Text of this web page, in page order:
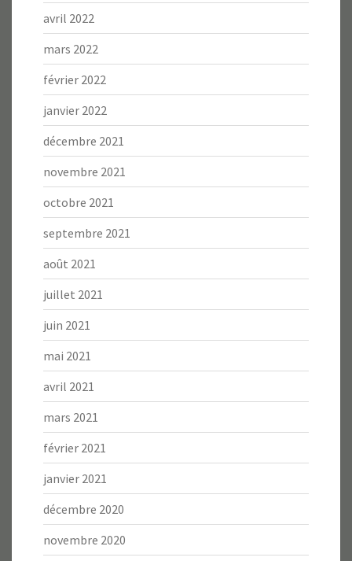
avril 2022
mars 2022
février 2022
janvier 2022
décembre 2021
novembre 2021
octobre 2021
septembre 2021
août 2021
juillet 2021
juin 2021
mai 2021
avril 2021
mars 2021
février 2021
janvier 2021
décembre 2020
novembre 2020